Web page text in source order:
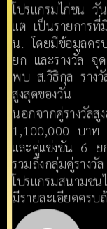
โปรแกรมไก่ชน
แต เป็นรายการ
น. โดยมีข้อมูลคร
ยก และรางวัล จุ
พบ ส.วิธิกุล ราง
สูงสุดของวัน
นอกจากคู่รางวัลสู
1,100,000 บาท
และคู่แข่งขัน 6
รวมถึงกลุ่มคู่รา
โปรแกรมสนามช
มีรายละเอียดคร